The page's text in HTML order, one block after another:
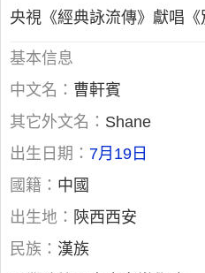
央視《經典詠流傳》獻唱《
基本信息
中文名： 曹軒賓
其它外文名： Shane
出生日期： 7月19日
國籍： 中國
出生地： 陝西西安
民族： 漢族